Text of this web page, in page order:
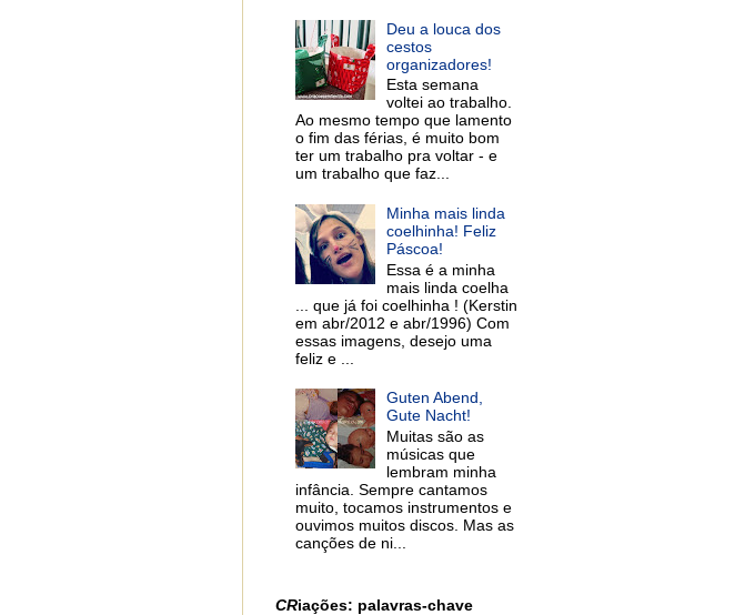
Deu a louca dos
cestos
organizadores!
Esta semana
voltei ao trabalho.
Ao mesmo tempo que lamento
o fim das férias, é muito bom
ter um trabalho pra voltar - e
um trabalho que faz...
Minha mais linda
coelhinha! Feliz
Páscoa!
Essa é a minha
mais linda coelha
... que já foi coelhinha ! (Kerstin
em abr/2012 e abr/1996) Com
essas imagens, desejo uma
feliz e ...
Guten Abend,
Gute Nacht!
Muitas são as
músicas que
lembram minha
infância. Sempre cantamos
muito, tocamos instrumentos e
ouvimos muitos discos. Mas as
canções de ni...
CRiações: palavras-chave